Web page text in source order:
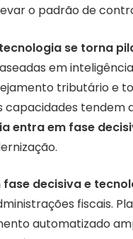
o padrão de
se torna
em
tributário e
capacidades tendem
entra em fase
decisiva e
fiscais.
automatizado